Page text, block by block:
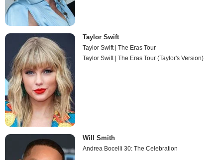
Taylor Swift
Taylor Swift | The Eras Tour
Taylor Swift | The Eras Tour (Taylor's Version)
Will Smith
Andrea Bocelli 30: The Celebration